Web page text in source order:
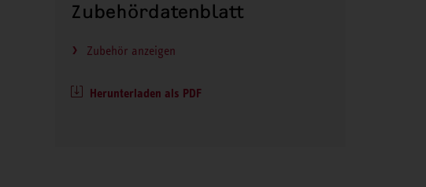
Zubehördatenblatt
Zubehör anzeigen
Herunterladen als PDF